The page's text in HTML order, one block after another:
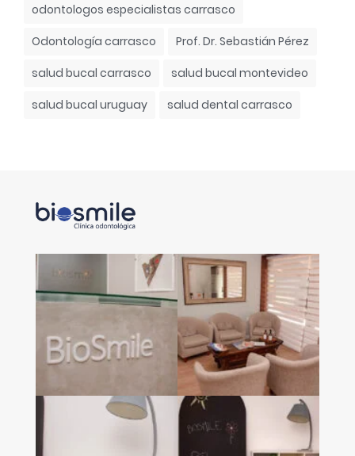
odontologos especialistas carrasco
Odontología carrasco
Prof. Dr. Sebastián Pérez
salud bucal carrasco
salud bucal montevideo
salud bucal uruguay
salud dental carrasco